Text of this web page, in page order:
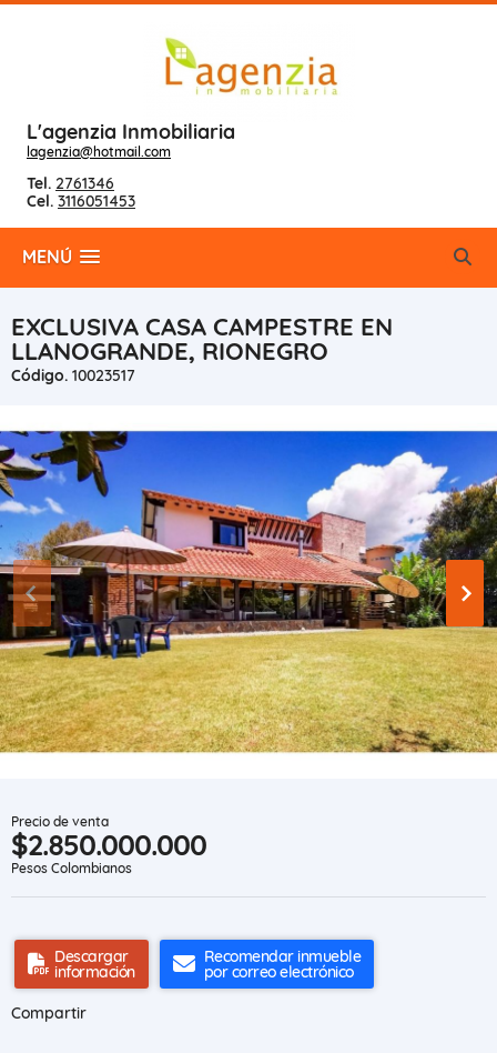
L'agenzia Inmobiliaria
lagenzia@hotmail.com
Tel. 2761346
Cel. 3116051453
MENÚ
EXCLUSIVA CASA CAMPESTRE EN
LLANOGRANDE, RIONEGRO
Código. 10023517
Precio de venta
$2.850.000.000
Pesos Colombianos
Descargar
información
Recomendar inmueble
por correo electrónico
Compartir